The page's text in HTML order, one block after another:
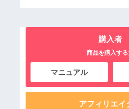
購入者
商品を購入す
マニュアル
アフィリエイ